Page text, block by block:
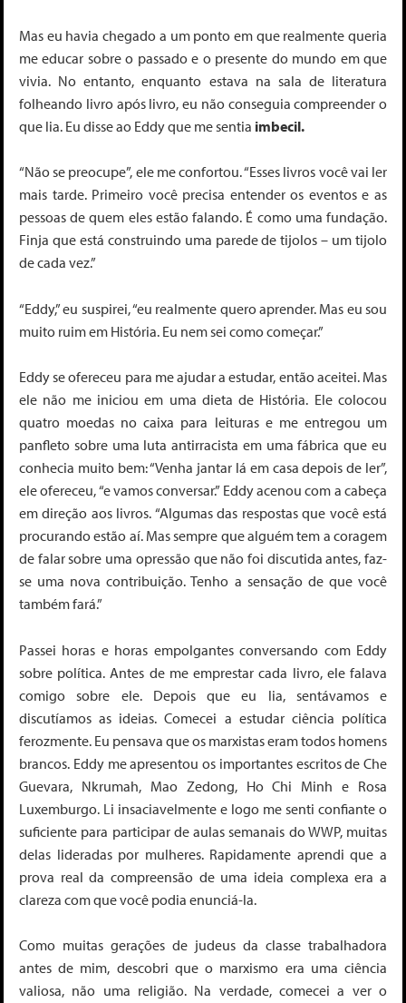
Mas eu havia chegado a um ponto em que realmente queria
me educar sobre o passado e o presente do mundo em que
vivia. No entanto, enquanto estava na sala de literatura
folheando livro após livro, eu não conseguia compreender o
que lia. Eu disse ao Eddy que me sentia imbecil.
“Não se preocupe”, ele me confortou. “Esses livros você vai ler
mais tarde. Primeiro você precisa entender os eventos e as
pessoas de quem eles estão falando. É como uma fundação.
Finja que está construindo uma parede de tijolos – um tijolo
de cada vez.”
“Eddy,” eu suspirei, “eu realmente quero aprender. Mas eu sou
muito ruim em História. Eu nem sei como começar.”
Eddy se ofereceu para me ajudar a estudar, então aceitei. Mas
ele não me iniciou em uma dieta de História. Ele colocou
quatro moedas no caixa para leituras e me entregou um
panfleto sobre uma luta antirracista em uma fábrica que eu
conhecia muito bem: “Venha jantar lá em casa depois de ler”,
ele ofereceu, “e vamos conversar.” Eddy acenou com a cabeça
em direção aos livros. “Algumas das respostas que você está
procurando estão aí. Mas sempre que alguém tem a coragem
de falar sobre uma opressão que não foi discutida antes, faz-
se uma nova contribuição. Tenho a sensação de que você
também fará.”
Passei horas e horas empolgantes conversando com Eddy
sobre política. Antes de me emprestar cada livro, ele falava
comigo sobre ele. Depois que eu lia, sentávamos e
discutíamos as ideias. Comecei a estudar ciência política
ferozmente. Eu pensava que os marxistas eram todos homens
brancos. Eddy me apresentou os importantes escritos de Che
Guevara, Nkrumah, Mao Zedong, Ho Chi Minh e Rosa
Luxemburgo. Li insaciavelmente e logo me senti confiante o
suficiente para participar de aulas semanais do WWP, muitas
delas lideradas por mulheres. Rapidamente aprendi que a
prova real da compreensão de uma ideia complexa era a
clareza com que você podia enunciá-la.
Como muitas gerações de judeus da classe trabalhadora
antes de mim, descobri que o marxismo era uma ciência
valiosa, não uma religião. Na verdade, comecei a ver o